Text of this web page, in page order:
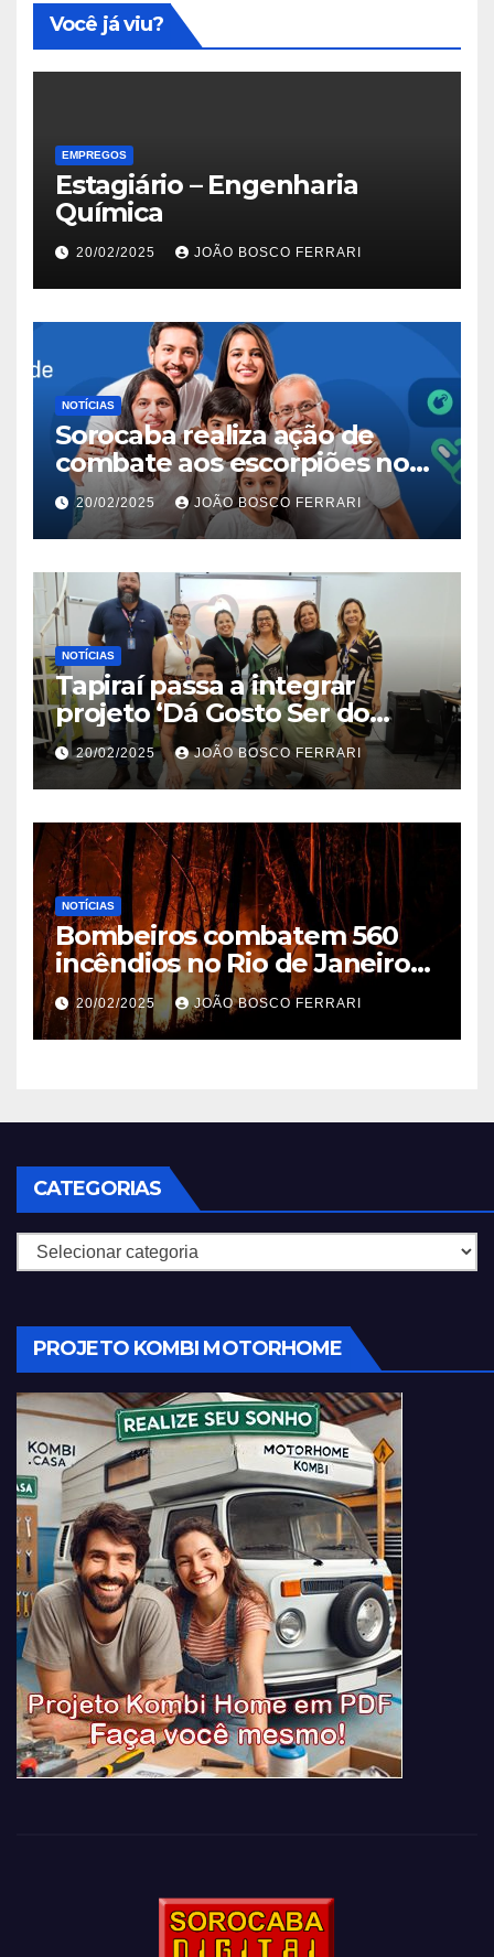
Você já viu?
EMPREGOS
Estagiário – Engenharia
Química
20/02/2025 JOÃO BOSCO FERRARI
NOTÍCIAS
Sorocaba realiza ação de
combate aos escorpiões no
Jardim São Carlos
20/02/2025 JOÃO BOSCO FERRARI
NOTÍCIAS
Tapiraí passa a integrar
projeto ‘Dá Gosto Ser do
Ribeira’ | ASN São Paulo
20/02/2025 JOÃO BOSCO FERRARI
NOTÍCIAS
Bombeiros combatem 560
incêndios no Rio de Janeiro
em 2025
20/02/2025 JOÃO BOSCO FERRARI
CATEGORIAS
Categorias
PROJETO KOMBI MOTORHOME